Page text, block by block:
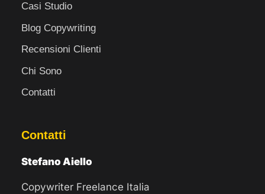
Casi Studio
Blog Copywriting
Recensioni Clienti
Chi Sono
Contatti
Contatti
Stefano Aiello
Copywriter Freelance Italia